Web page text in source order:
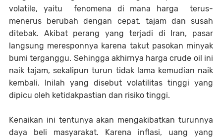
volatile, yaitu fenomena di mana harga terus-
menerus berubah dengan cepat, tajam dan susah
ditebak. Akibat perang yang terjadi di Iran, pasar
langsung meresponnya karena takut pasokan minyak
bumi terganggu. Sehingga akhirnya harga crude oil ini
naik tajam, sekalipun turun tidak lama kemudian naik
kembali. Inilah yang disebut volatilitas tinggi yang
dipicu oleh ketidakpastian dan risiko tinggi.
Kenaikan ini tentunya akan mengakibatkan turunnya
daya beli masyarakat. Karena inflasi, uang yang